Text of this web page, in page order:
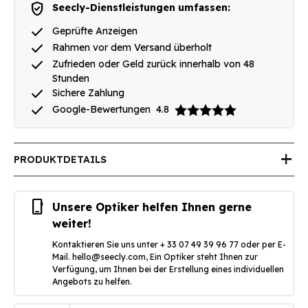
verified_user Seecly-Dienstleistungen umfassen:
done Geprüfte Anzeigen
done Rahmen vor dem Versand überholt
done
Zufrieden oder Geld zurück innerhalb von 48
Stunden
done Sichere Zahlung
done Google-Bewertungen 4.8
PRODUKTDETAILS add
phone_iphone
Unsere Optiker helfen Ihnen gerne
weiter!
Kontaktieren Sie uns unter + 33 07 49 39 96 77 oder per E-
Mail. hello@seecly.com, Ein Optiker steht Ihnen zur
Verfügung, um Ihnen bei der Erstellung eines individuellen
Angebots zu helfen.